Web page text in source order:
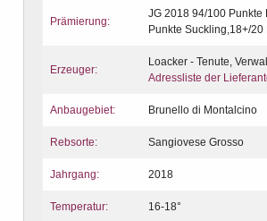
Prämierung:
JG 2018 94/100 Punkte
Punkte Suckling,18+/
Erzeuger:
Loacker - Tenute,
Adressliste der
Anbaugebiet: Brunello di Montalcino
Rebsorte: Sangiovese Grosso
Jahrgang: 2018
Temperatur: 16-18°